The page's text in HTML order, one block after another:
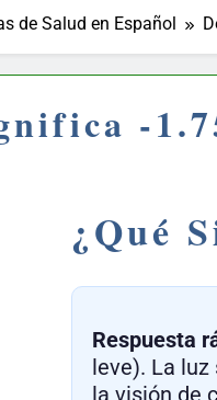
de Salud en Español
-
¿Qué
Respuesta
leve). La
la visión de